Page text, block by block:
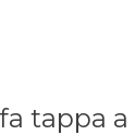
fa tappa a